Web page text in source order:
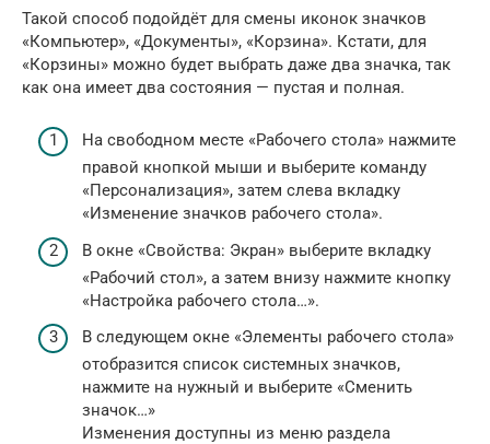
Такой способ подойдёт для смены иконок значков
«Компьютер», «Документы», «Корзина». Кстати, для
«Корзины» можно будет выбрать даже два значка, так
как она имеет два состояния — пустая и полная.
На свободном месте «Рабочего стола» нажмите
правой кнопкой мыши и выберите команду
«Персонализация», затем слева вкладку
«Изменение значков рабочего стола».
В окне «Свойства: Экран» выберите вкладку
«Рабочий стол», а затем внизу нажмите кнопку
«Настройка рабочего стола…».
В следующем окне «Элементы рабочего стола»
отобразится список системных значков,
нажмите на нужный и выберите «Сменить
значок…»
Изменения доступны из меню раздела